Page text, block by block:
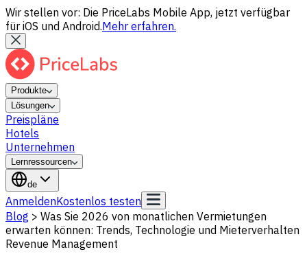
Wir stellen vor: Die PriceLabs Mobile App, jetzt verfügbar
für iOS und Android.Mehr erfahren.
Produkte
Lösungen
Preispläne
Hotels
Unternehmen
Lernressourcen
de
AnmeldenKostenlos testen
Blog > Was Sie 2026 von monatlichen Vermietungen
erwarten können: Trends, Technologie und Mieterverhalten
Revenue Management